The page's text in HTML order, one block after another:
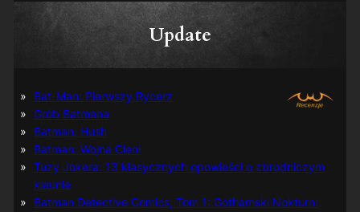
Update
Bat-Man: Pierwszy Rycerz
Grób Batmana
Batman: Hush
Batman: Wojna Cieni
Tuzy Jokera: 13 klasycznych opowieści o zbrodniczym
klaunie
Batman Detective Comics, Tom 1: Gothamski Nokturn: